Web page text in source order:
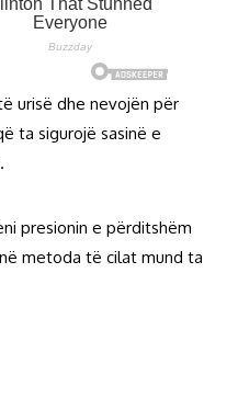
urisë dhe nevojën për
ta sigurojë sasinë e
presionin e përditshëm
metoda të cilat mund ta